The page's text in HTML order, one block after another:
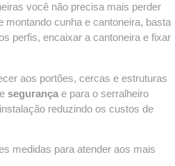
você não precisa mais perder
montando cunha e cantoneira, basta
perfis, encaixar a cantoneira e fixar
aos portões, cercas e estruturas
e segurança e para o serralheiro
reduzindo os custos de
medidas para atender aos mais